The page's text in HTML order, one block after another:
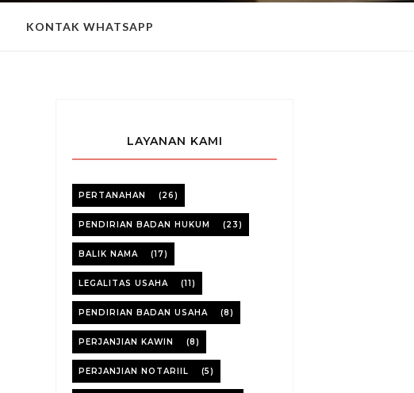
KONTAK WHATSAPP
LAYANAN KAMI
PERTANAHAN (26)
PENDIRIAN BADAN HUKUM (23)
BALIK NAMA (17)
LEGALITAS USAHA (11)
PENDIRIAN BADAN USAHA (8)
PERJANJIAN KAWIN (8)
PERJANJIAN NOTARIIL (5)